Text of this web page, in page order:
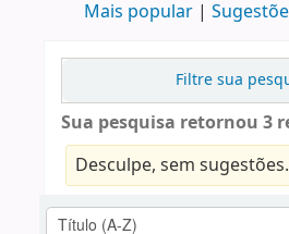
Mais popular
Filtre sua
Sua pesquisa retornou 3
Desculpe, sem sugestões.